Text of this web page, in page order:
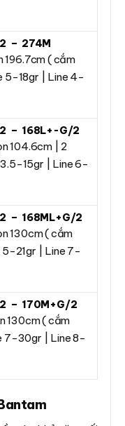
– 274M
196.7cm ( cắm
5-18gr | Line 4-
– 168L+-G/2
104.6cm | 2
15gr | Line 6-
– 168ML+G/2
130cm ( cắm
5-21gr | Line 7-
– 170M+G/2
130cm ( cắm
7-30gr | Line 8-